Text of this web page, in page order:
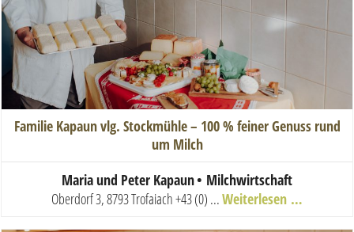
Familie Kapaun vlg. Stockmühle – 100 % feiner Genuss rund
um Milch
Maria und Peter Kapaun• Milchwirtschaft
Oberdorf 3, 8793 Trofaiach+43 (0) ...Weiterlesen …